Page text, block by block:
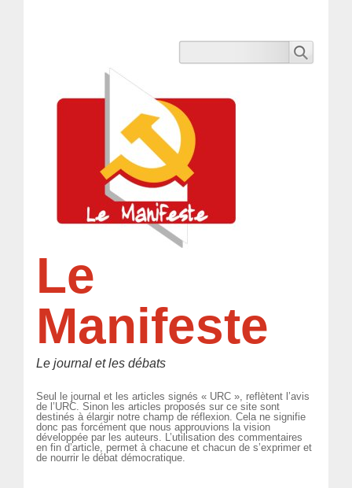
Le
Manifeste
Le journal et les débats
Seul le journal et les articles signés « URC », reflètent l’avis
de l’URC. Sinon les articles proposés sur ce site sont
destinés à élargir notre champ de réflexion. Cela ne signifie
donc pas forcément que nous approuvions la vision
développée par les auteurs. L’utilisation des commentaires
en fin d’article, permet à chacune et chacun de s’exprimer et
de nourrir le débat démocratique.